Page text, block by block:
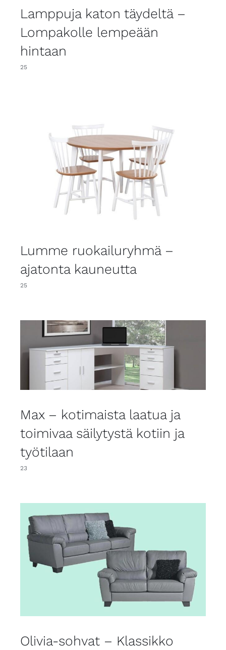
Lamppuja katon täydeltä –
Lompakolle lempeään
hintaan
25
Lumme ruokailuryhmä –
ajatonta kauneutta
25
Max – kotimaista laatua ja
toimivaa säilytystä kotiin ja
työtilaan
23
Olivia-sohvat – Klassikko